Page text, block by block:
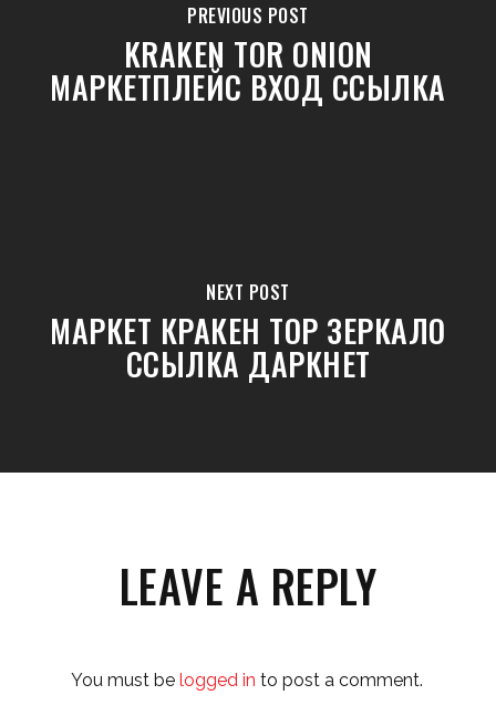
PREVIOUS POST
KRAKEN TOR ONION
МАРКЕТПЛЕЙС ВХОД ССЫЛКА
NEXT POST
МАРКЕТ КРАКЕН ТОР ЗЕРКАЛО
ССЫЛКА ДАРКНЕТ
LEAVE A REPLY
You must be logged in to post a comment.